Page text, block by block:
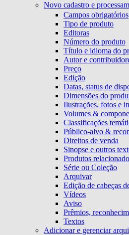
Novo cadastro e
Campos obrigatórios
Tipo de produto
Editoras
Número do produto
Título e idioma do
Autor e
Preço
Edição
Datas, status de
Dimensões do
Ilustrações, fotos e
Volumes &
Classificações
Público-alvo &
Direitos de venda
Sinopse e outros
Produtos
Série ou Coleção
Arquivar
Edição de cabeças
Vídeos
Aviso
Prêmios,
Textos
Adicionar e gerenciar